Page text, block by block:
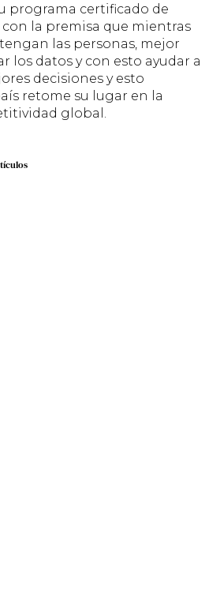
programa certificado de
con la premisa que mientras
las personas, mejor
los datos y con esto ayudar a
decisiones y esto
retome su lugar en la
global.